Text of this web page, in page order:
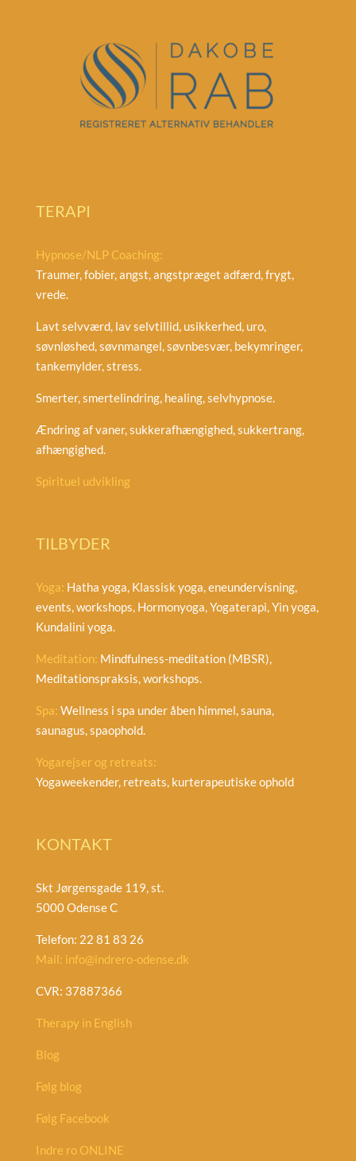
TERAPI
Hypnose/NLP Coaching:
Traumer, fobier, angst, angstpræget adfærd, frygt,
vrede.
Lavt selvværd, lav selvtillid, usikkerhed, uro,
søvnløshed, søvnmangel, søvnbesvær, bekymringer,
tankemylder, stress.
Smerter, smertelindring, healing, selvhypnose.
Ændring af vaner, sukkerafhængighed, sukkertrang,
afhængighed.
Spirituel udvikling
TILBYDER
Yoga: Hatha yoga, Klassisk yoga, eneundervisning,
events, workshops, Hormonyoga, Yogaterapi, Yin yoga,
Kundalini yoga.
Meditation: Mindfulness-meditation (MBSR),
Meditationspraksis, workshops.
Spa: Wellness i spa under åben himmel, sauna,
saunagus, spaophold.
Yogarejser og retreats:
Yogaweekender, retreats, kurterapeutiske ophold
KONTAKT
Skt Jørgensgade 119, st.
5000 Odense C
Telefon: 22 81 83 26
Mail: info@indrero-odense.dk
CVR: 37887366
Therapy in English
Blog
Følg blog
Følg Facebook
Indre ro ONLINE